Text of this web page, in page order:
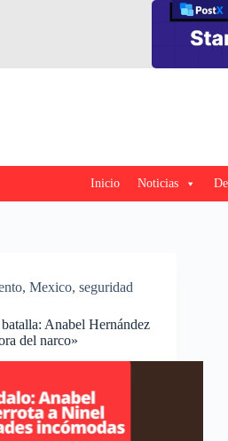
Inicio Noticias
, Mexico, seguridad
Anabel Hernández
del narco»